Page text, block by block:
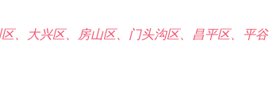
、大兴区、房山区、门头沟区、‌昌平区、平谷